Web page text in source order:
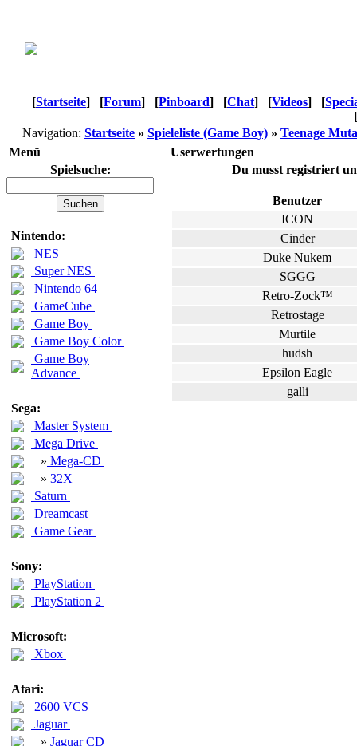
[Startseite] [Forum] [Pinboard] [Chat] [Videos] [
[
Navigation: Startseite » Spieleliste (Game Boy) » Teenage
Menü
Userwertungen
Spielsuche:
Nintendo:
NES
Super NES
Nintendo 64
GameCube
Game Boy
Game Boy Color
Game Boy
Advance
Sega:
Master System
Mega Drive
» Mega-CD
» 32X
Saturn
Dreamcast
Game Gear
Sony:
PlayStation
PlayStation 2
Microsoft:
Xbox
Atari:
2600 VCS
Jaguar
» Jaguar CD
Du musst registriert
Benutzer
ICON
Cinder
Duke Nukem
SGGG
Retro-Zock™
Retrostage
Murtile
hudsh
Epsilon Eagle
galli